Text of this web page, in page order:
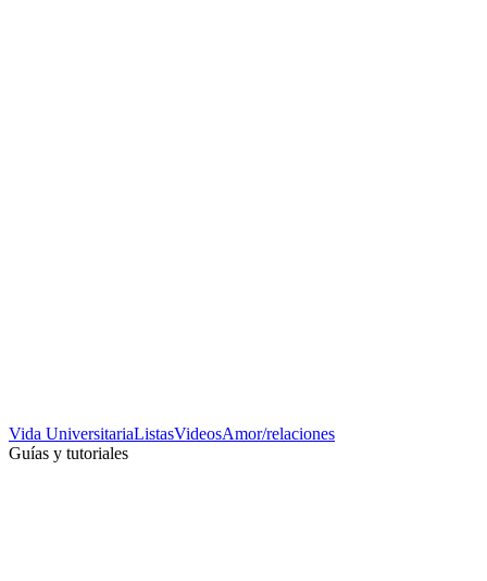
Vida UniversitariaListasVideosAmor/relaciones
Guías y tutoriales